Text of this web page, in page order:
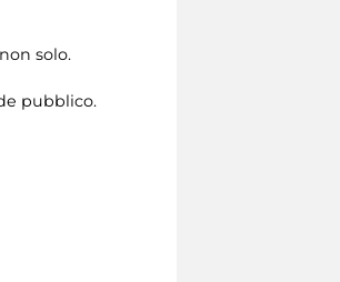
solo.
pubblico.